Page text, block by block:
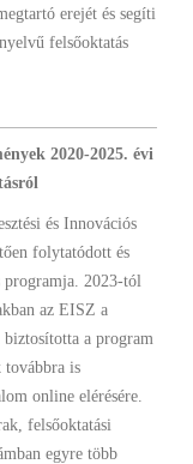
erejét és segíti
felsőoktatás
2020-2025. évi
és Innovációs
folytatódott és
2023-tól
az EISZ a
biztosította a program
továbbra is
online elérésére.
felsőoktatási
egyre több